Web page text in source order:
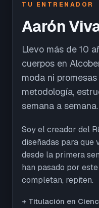
TU ENTRENADOR
Aarón
Llevo más de 10
cuerpos en
moda ni
metodología,
semana a semana.
Soy el creador del
diseñadas para que
desde la primera
han pasado por
completan, repiten.
+ Titulación en